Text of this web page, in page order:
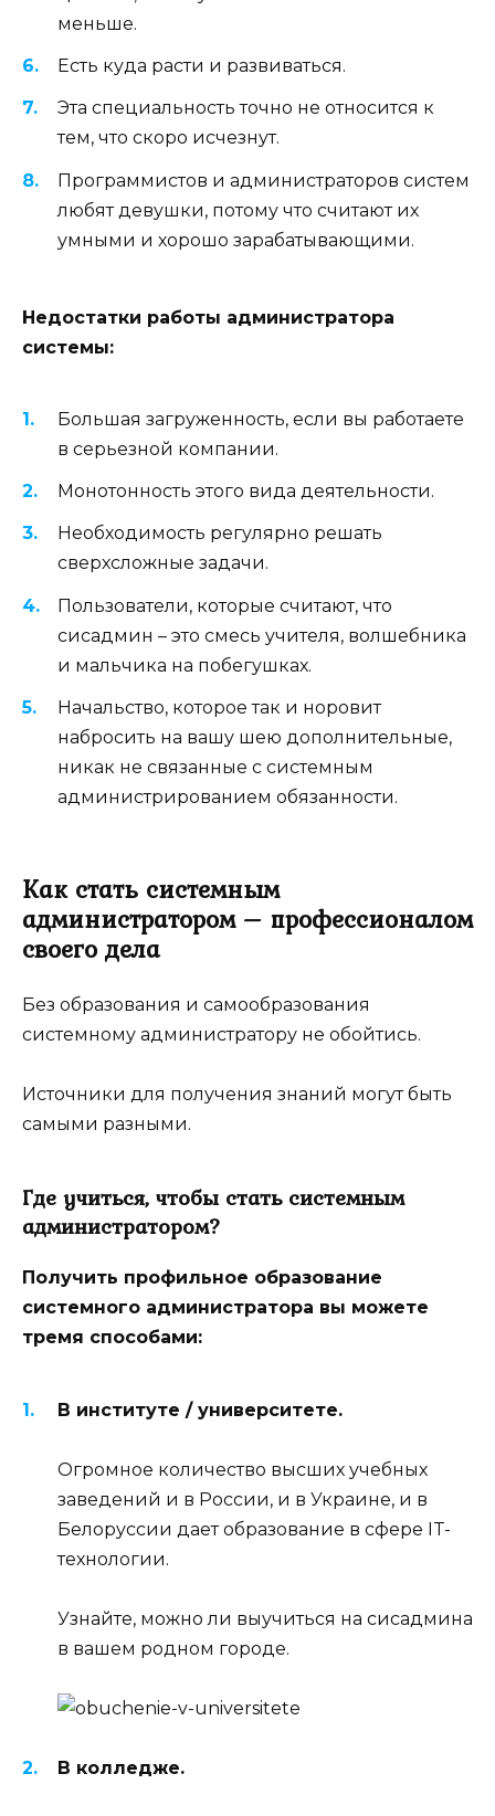
меньше.
Есть куда расти и развиваться.
Эта специальность точно не относится к
тем, что скоро исчезнут.
Программистов и администраторов систем
любят девушки, потому что считают их
умными и хорошо зарабатывающими.
Недостатки работы администратора
системы:
Большая загруженность, если вы работаете
в серьезной компании.
Монотонность этого вида деятельности.
Необходимость регулярно решать
сверхсложные задачи.
Пользователи, которые считают, что
сисадмин – это смесь учителя, волшебника
и мальчика на побегушках.
Начальство, которое так и норовит
набросить на вашу шею дополнительные,
никак не связанные с системным
администрированием обязанности.
Как стать системным
администратором – профессионалом
своего дела
Без образования и самообразования
системному администратору не обойтись.
Источники для получения знаний могут быть
самыми разными.
Где учиться, чтобы стать системным
администратором?
Получить профильное образование
системного администратора вы можете
тремя способами:
В институте / университете.
Огромное количество высших учебных
заведений и в России, и в Украине, и в
Белоруссии дает образование в сфере IT-
технологии.
Узнайте, можно ли выучиться на сисадмина
в вашем родном городе.
В колледже.